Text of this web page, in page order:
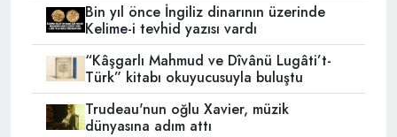
Bin yıl önce İngiliz dinarının üzerinde
Kelime-i tevhid yazısı vardı
“Kâşgarlı Mahmud ve Dîvânü Lugâti’t-
Türk” kitabı okuyucusuyla buluştu
Trudeau'nun oğlu Xavier, müzik
dünyasına adım attı